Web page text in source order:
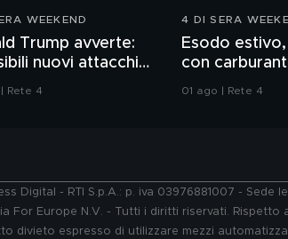
WEEKEND
Trump avverte:
nuovi attacchi
Rete 4
4 DI SERA
Esodo
con
01 ago | Rete 4
Digital - RTI S.p.A.: p. iva 03976881007 -
For Europe N.V. - Tutti i diritti riservati.
divieto espresso di utilizzare mezzi